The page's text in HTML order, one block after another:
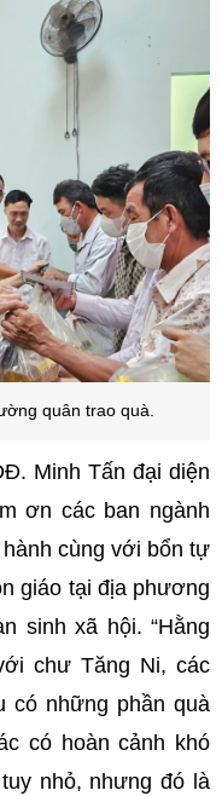
quân trao quà.
Minh Tấn đại diện
ơn các ban ngành
cùng với bổn tự
giáo tại địa phương
sinh xã hội. “Hằng
chư Tăng Ni, các
có những phần quà
có hoàn cảnh khó
nhỏ, nhưng đó là